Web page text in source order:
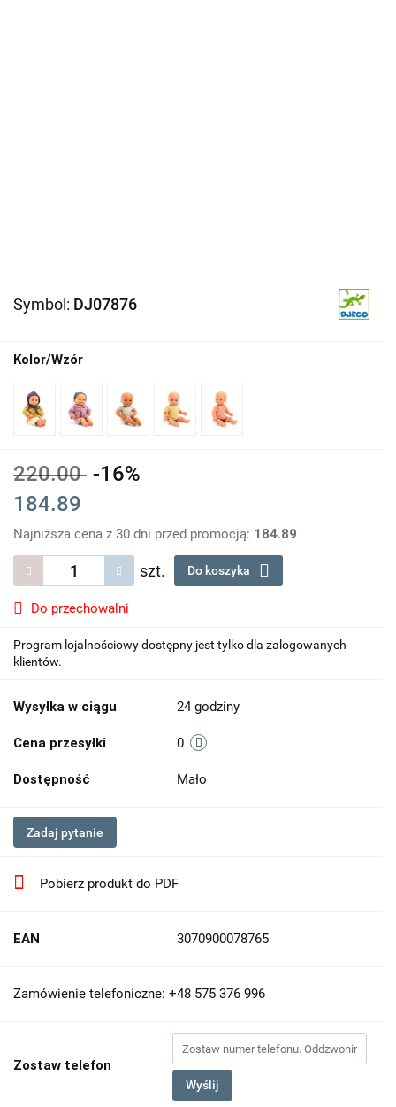
Symbol: DJ07876
Kolor/Wzór
220.00 -16%
184.89
Najniższa cena z 30 dni przed promocją: 184.89
szt. Do koszyka
Do przechowalni
Program lojalnościowy dostępny jest tylko dla zalogowanych
klientów.
Wysyłka w ciągu 24 godziny
Cena przesyłki 0
Dostępność Mało
Zadaj pytanie
Pobierz produkt do PDF
EAN 3070900078765
Zamówienie telefoniczne: +48 575 376 996
Zostaw telefon
Wyślij